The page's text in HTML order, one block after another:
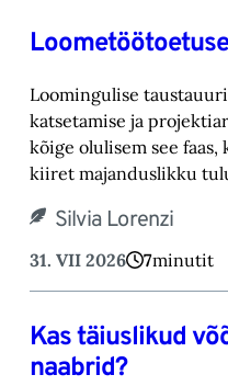
Loomingulise
katsetamise ja
kõige olulisem see faas,
kiiret majanduslikku
Silvia Lorenzi
31. VII 2026 7minutit
Kas täiuslikud
naabrid?